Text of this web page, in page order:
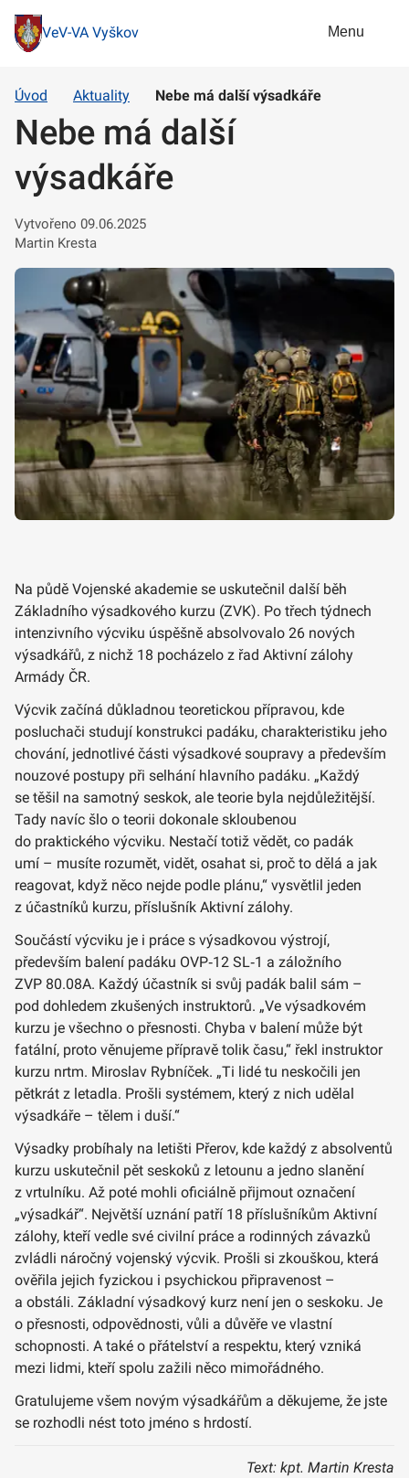
VeV-VA Vyškov Menu
Úvod Aktuality Nebe má další výsadkáře
Nebe má další
výsadkáře
Vytvořeno 09.06.2025
Martin Kresta
Na půdě Vojenské akademie se uskutečnil další běh
Základního výsadkového kurzu (ZVK). Po třech týdnech
intenzivního výcviku úspěšně absolvovalo 26 nových
výsadkářů, z nichž 18 pocházelo z řad Aktivní zálohy
Armády ČR.
Výcvik začíná důkladnou teoretickou přípravou, kde
posluchači studují konstrukci padáku, charakteristiku jeho
chování, jednotlivé části výsadkové soupravy a především
nouzové postupy při selhání hlavního padáku. „Každý
se těšil na samotný seskok, ale teorie byla nejdůležitější.
Tady navíc šlo o teorii dokonale skloubenou
do praktického výcviku. Nestačí totiž vědět, co padák
umí – musíte rozumět, vidět, osahat si, proč to dělá a jak
reagovat, když něco nejde podle plánu,“ vysvětlil jeden
z účastníků kurzu, příslušník Aktivní zálohy.
Součástí výcviku je i práce s výsadkovou výstrojí,
především balení padáku OVP‑12 SL‑1 a záložního
ZVP 80.08A. Každý účastník si svůj padák balil sám –
pod dohledem zkušených instruktorů. „Ve výsadkovém
kurzu je všechno o přesnosti. Chyba v balení může být
fatální, proto věnujeme přípravě tolik času,“ řekl instruktor
kurzu nrtm. Miroslav Rybníček. „Ti lidé tu neskočili jen
pětkrát z letadla. Prošli systémem, který z nich udělal
výsadkáře – tělem i duší.“
Výsadky probíhaly na letišti Přerov, kde každý z absolventů
kurzu uskutečnil pět seskoků z letounu a jedno slanění
z vrtulníku. Až poté mohli oficiálně přijmout označení
„výsadkář“. Největší uznání patří 18 příslušníkům Aktivní
zálohy, kteří vedle své civilní práce a rodinných závazků
zvládli náročný vojenský výcvik. Prošli si zkouškou, která
ověřila jejich fyzickou i psychickou připravenost –
a obstáli. Základní výsadkový kurz není jen o seskoku. Je
o přesnosti, odpovědnosti, vůli a důvěře ve vlastní
schopnosti. A také o přátelství a respektu, který vzniká
mezi lidmi, kteří spolu zažili něco mimořádného.
Gratulujeme všem novým výsadkářům a děkujeme, že jste
se rozhodli nést toto jméno s hrdostí.
Text: kpt. Martin Kresta